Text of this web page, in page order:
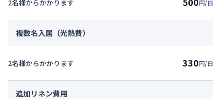
2名様からかかります 円/日
複数名入居（光熱費）
2名様からかかります 330円/日
追加リネン費用